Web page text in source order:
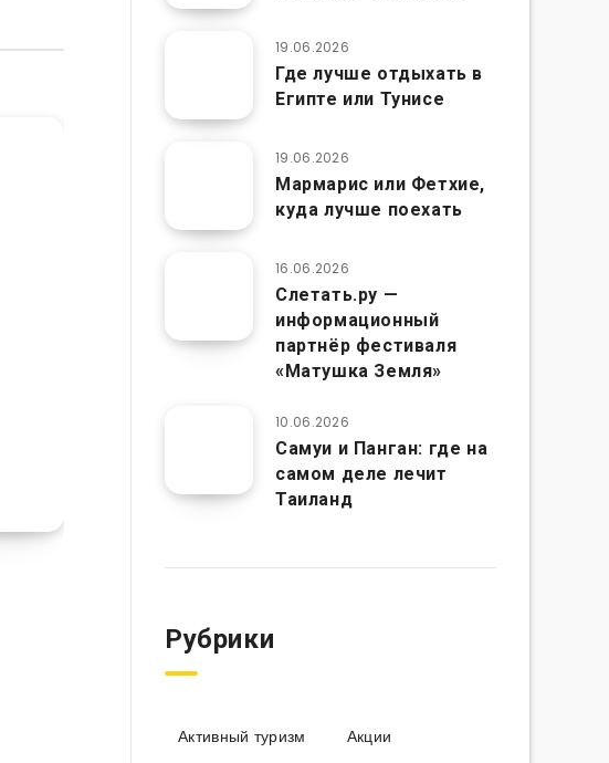
19.06.2026
Где лучше отдыхать в
Египте или Тунисе
19.06.2026
Мармарис или Фетхие,
куда лучше поехать
16.06.2026
Слетать.ру —
информационный
партнёр фестиваля
«Матушка Земля»
10.06.2026
Самуи и Панган: где на
самом деле лечит
Таиланд
Рубрики
Активный туризм Акции